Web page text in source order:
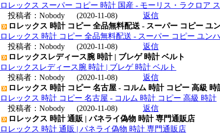
ロレックス スーパー コピー 時計 国産 - モーリス・ラクロア
投稿者： Nobody (2020-11-08)
返信
ロレックス 時計 コピー 全品無料配送 - スーパー コピー ユ
ロレックス 時計 コピー 全品無料配送 - スーパー コピー ユン
投稿者： Nobody (2020-11-08)
返信
ロレックスレディース腕 時計 | ブレゲ 時計 ベルト
ロレックスレディース腕 時計 | ブレゲ 時計 ベルト
投稿者： Nobody (2020-11-08)
返信
ロレックス 時計 コピー 名古屋 - コルム 時計 コピー 高級 時
ロレックス 時計 コピー 名古屋 - コルム 時計 コピー 高級 時計
投稿者： Nobody (2020-11-08)
返信
ロレックス 時計 通販 | パネライ偽物 時計 専門通販店
ロレックス 時計 通販 | パネライ偽物 時計 専門通販店